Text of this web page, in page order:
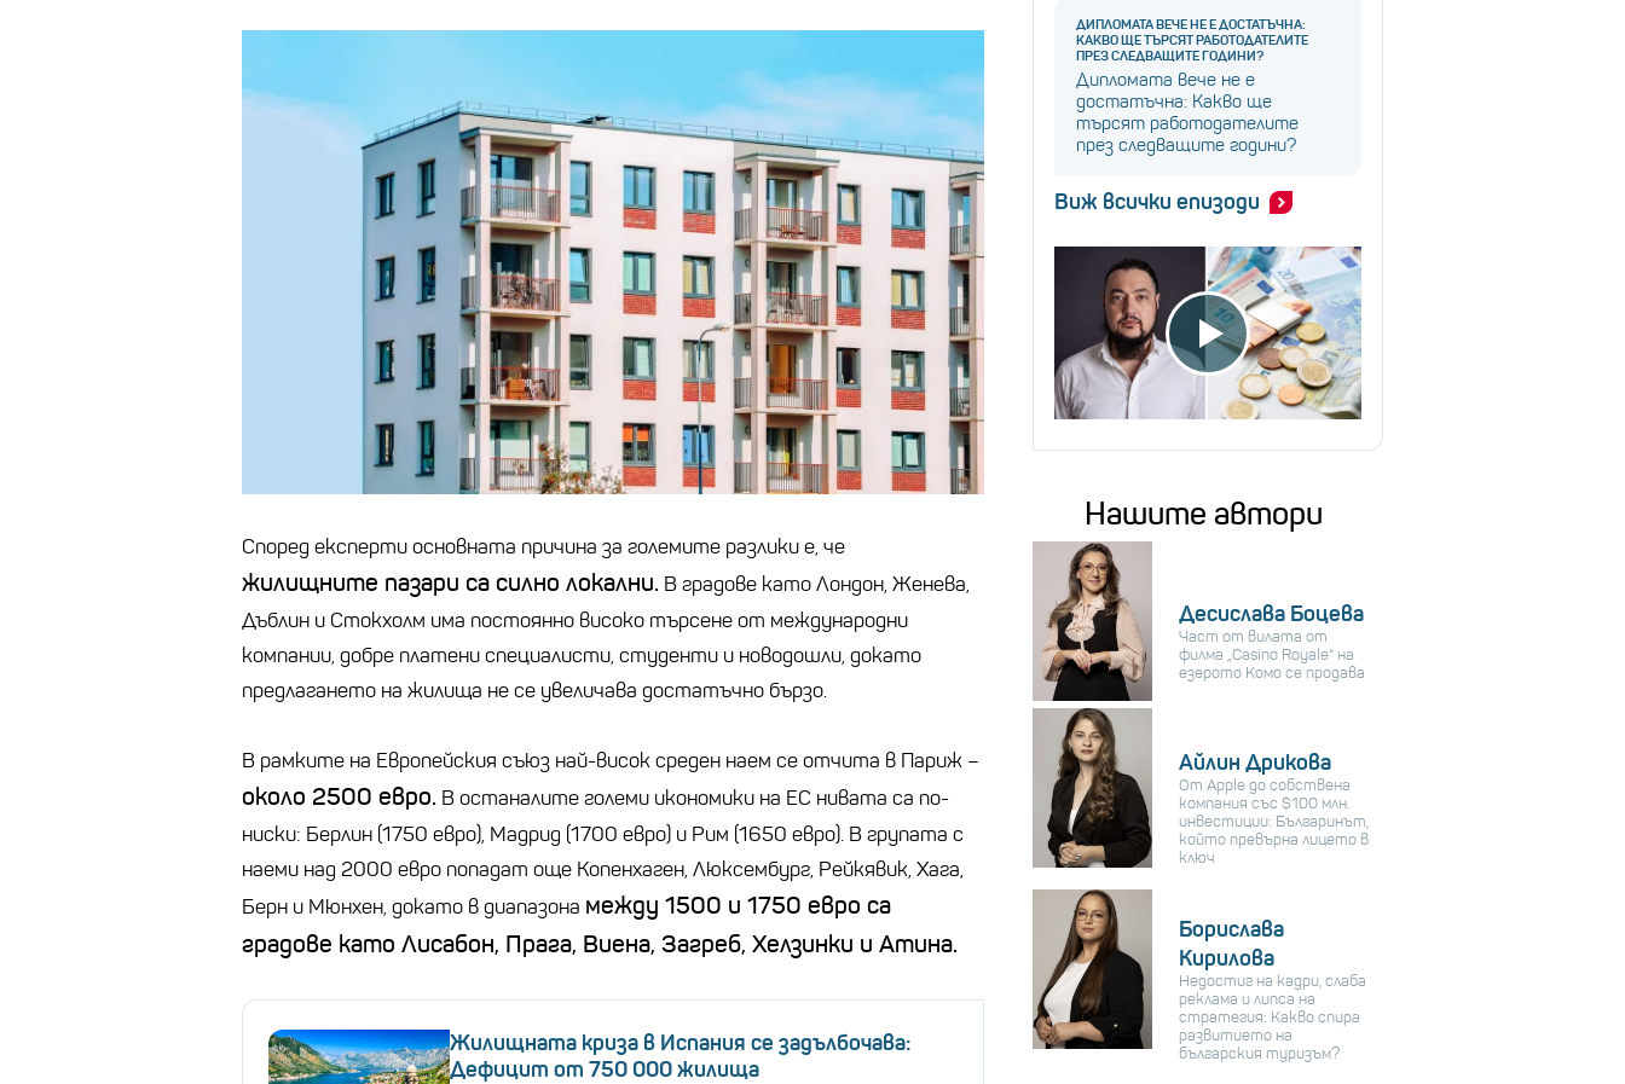
Според експерти основната причина за големите разлики е, че
жилищните пазари са силно локални. В градове като Лондон, Женева,
Дъблин и Стокхолм има постоянно високо търсене от международни
компании, добре платени специалисти, студенти и новодошли, докато
предлагането на жилища не се увеличава достатъчно бързо.
В рамките на Европейския съюз най-висок среден наем се отчита в Париж –
около 2500 евро. В останалите големи икономики на ЕС нивата са по-
ниски: Берлин (1750 евро), Мадрид (1700 евро) и Рим (1650 евро). В групата с
наеми над 2000 евро попадат още Копенхаген, Люксембург, Рейкявик, Хага,
Берн и Мюнхен, докато в диапазона между 1500 и 1750 евро са
градове като Лисабон, Прага, Виена, Загреб, Хелзинки и Атина.
Жилищната криза в Испания се задълбочава:
Дефицит от 750 000 жилища
ДИПЛОМАТА ВЕЧЕ НЕ Е ДОСТАТЪЧНА:
КАКВО ЩЕ ТЪРСЯТ РАБОТОДАТЕЛИТЕ
ПРЕЗ СЛЕДВАЩИТЕ ГОДИНИ?
Дипломата вече не е
достатъчна: Какво ще
търсят работодателите
през следващите години?
Виж всички епизоди
Нашите автори
Десислава Боцева
Част от вилата от
филма „Casino Royale“ на
езерото Комо се продава
Айлин Дрикова
От Apple до собствена
компания със $100 млн.
инвестиции: Българинът,
който превърна лицето в
ключ
Борислава
Кирилова
Недостиг на кадри, слаба
реклама и липса на
стратегия: Какво спира
развитието на
българския туризъм?